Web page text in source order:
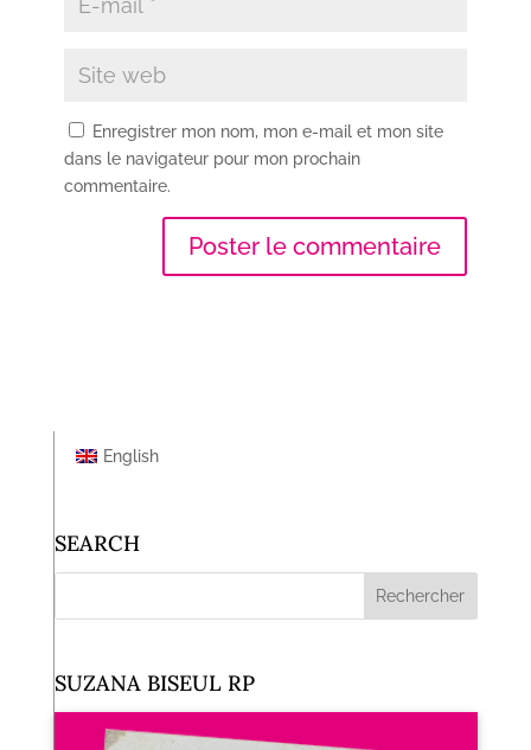
Enregistrer mon nom, mon e-mail et mon site
dans le navigateur pour mon prochain
commentaire.
English
SEARCH
SUZANA BISEUL RP